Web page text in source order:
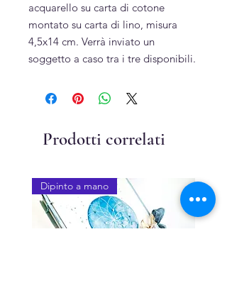
acquarello su carta di cotone
montato su carta di lino, misura
4,5x14 cm. Verrà inviato un
soggetto a caso tra i tre disponibili.
Prodotti correlati
Dipinto a mano